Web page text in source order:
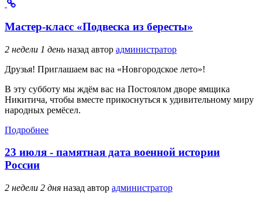
Мастер-класс «Подвеска из бересты»
2 недели 1 день назад автор администратор
Друзья! Приглашаем вас на «Новгородское лето»!
В эту субботу мы ждём вас на Постоялом дворе ямщика
Никитича, чтобы вместе прикоснуться к удивительному миру
народных ремёсел.
Подробнее
23 июля - памятная дата военной истории
России
2 недели 2 дня назад автор администратор